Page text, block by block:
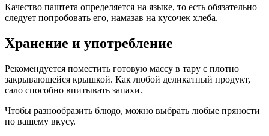
Качество паштета определяется на языке, то есть обязательно
следует попробовать его, намазав на кусочек хлеба.
Хранение и употребление
Рекомендуется поместить готовую массу в тару с плотно
закрывающейся крышкой. Как любой деликатный продукт,
сало способно впитывать запахи.
Чтобы разнообразить блюдо, можно выбрать любые пряности
по вашему вкусу.